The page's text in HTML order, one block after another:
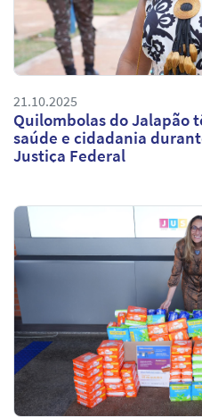
21.10.2025
Quilombolas do Jalapão
saúde e cidadania
Justiça Federal